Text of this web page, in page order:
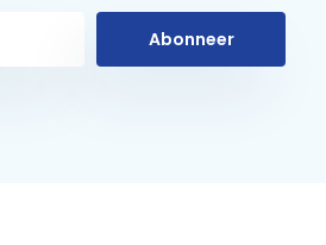
Abonneer